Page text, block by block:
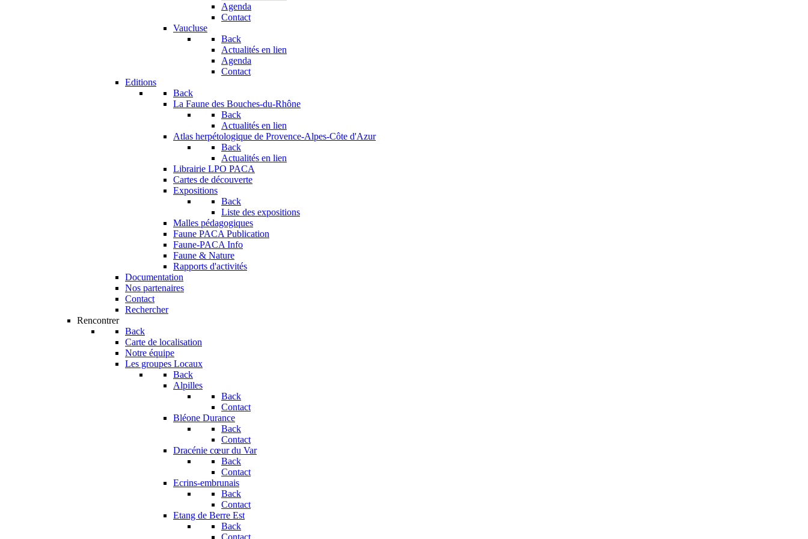
Agenda
Contact
Vaucluse
Back
Actualités en lien
Agenda
Contact
Editions
Back
La Faune des Bouches-du-Rhône
Back
Actualités en lien
Atlas herpétologique de Provence-Alpes-Côte d'Azur
Back
Actualités en lien
Librairie LPO PACA
Cartes de découverte
Expositions
Back
Liste des expositions
Malles pédagogiques
Faune PACA Publication
Faune-PACA Info
Faune & Nature
Rapports d'activités
Documentation
Nos partenaires
Contact
Rechercher
Rencontrer
Back
Carte de localisation
Notre équipe
Les groupes Locaux
Back
Alpilles
Back
Contact
Bléone Durance
Back
Contact
Dracénie cœur du Var
Back
Contact
Ecrins-embrunais
Back
Contact
Etang de Berre Est
Back
Contact